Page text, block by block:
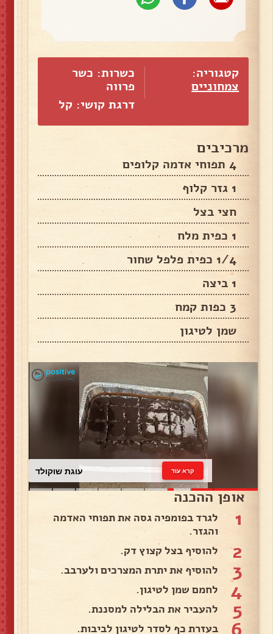
קטגוריה:
צמחוניים
כשרות: כשר
פרווה
דרגת קושי: קל
מרכיבים
4 תפוחי אדמה קלופים
1 גזר קלוף
חצי בצל
1 כפית מלח
1/4 כפית פלפל שחור
1 ביצה
3 כפות קמח
שמן לטיגון
עוגת שוקולד קרא עוד
אופן ההכנה
1
לגרד בפומפיה גסה את תפוחי האדמה
והגזר.
2 להוסיף בצל קצוץ דק.
3 להוסיף את יתרת המצרכים ולערבב.
4 לחמם שמן לטיגון.
5 להעביר את הבלילה למסננת.
בעזרת כף לסדר לטיגון לביבות.